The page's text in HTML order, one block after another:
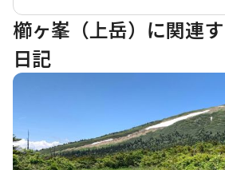
櫛ヶ峯（上岳）に関連
日記